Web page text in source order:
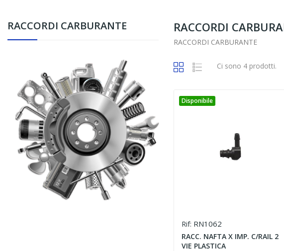
RACCORDI CARBURANTE RACCORDI
RACCORDI CARBURANTE
Ci sono 4 prodotti.
Disponibile
Rif: RN1062
RACC. NAFTA X IMP. C/RAIL 2
VIE PLASTICA